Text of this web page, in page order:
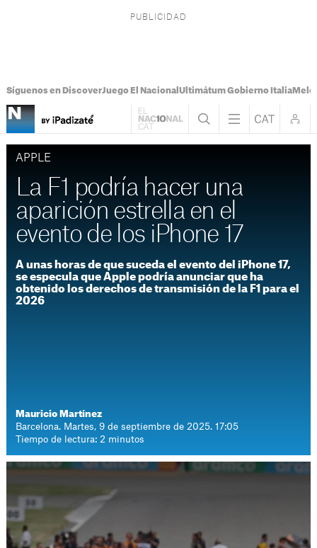
Síguenos en DiscoverJuego El Nacional Ultimátum Gobierno Italia
APPLE
La F1 podría hacer una
aparición estrella en el
evento de los iPhone 17
A unas horas de que suceda el evento del iPhone 17,
se especula que Apple podría anunciar que ha
obtenido los derechos de transmisión de la F1 para el
2026
Mauricio Martínez
Barcelona. Martes, 9 de septiembre de 2025. 17:05
Tiempo de lectura: 2 minutos